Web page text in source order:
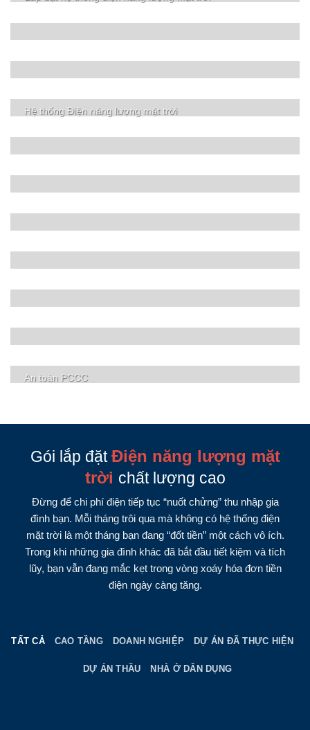
Hệ thống Điện năng lượng mặt trời
An toàn PCCC
Gói lắp đặtĐiện năng lượng mặt
trời chất lượng cao
Đừng để chi phí điện tiếp tục “nuốt chửng” thu nhập gia
đình bạn. Mỗi tháng trôi qua mà không có hệ thống điện
mặt trời là một tháng bạn đang “đốt tiền” một cách vô ích.
Trong khi những gia đình khác đã bắt đầu tiết kiệm và tích
lũy, bạn vẫn đang mắc kẹt trong vòng xoáy hóa đơn tiền
điện ngày càng tăng.
TẤT CẢ CAO TẦNG DOANH NGHIỆP DỰ ÁN ĐÃ THỰC HIỆN
DỰ ÁN THẦU NHÀ Ở DÂN DỤNG